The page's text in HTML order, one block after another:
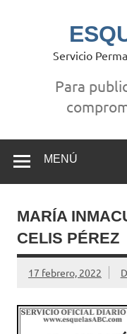
Servicio
Para
MENÚ
MARÍA
CELIS PÉREZ
17 febrero, 2022